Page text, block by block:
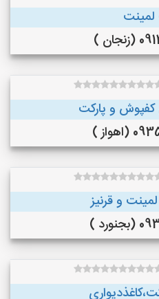
لمینت
)
و پارکت
)
و قرنیز
)